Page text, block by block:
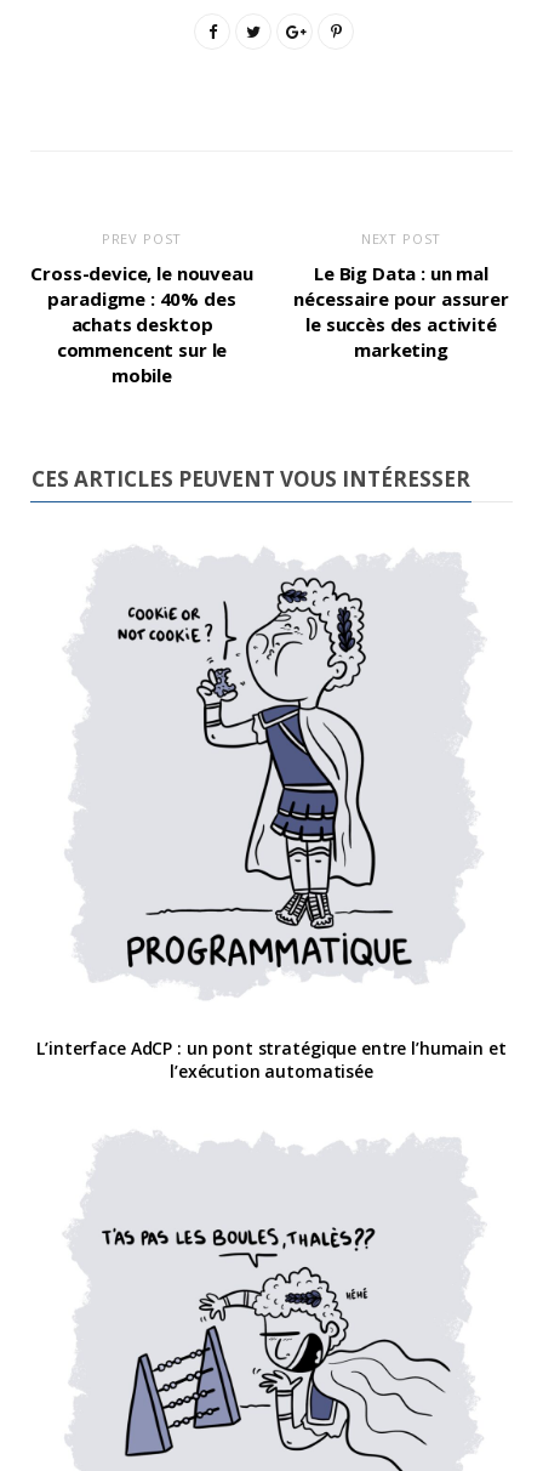
PREV POST
Cross-device, le nouveau
paradigme : 40% des
achats desktop
commencent sur le
mobile
NEXT POST
Le Big Data : un mal
nécessaire pour assurer
le succès des activité
marketing
CES ARTICLES PEUVENT VOUS INTÉRESSER
L’interface AdCP : un pont stratégique entre l’humain et
l’exécution automatisée